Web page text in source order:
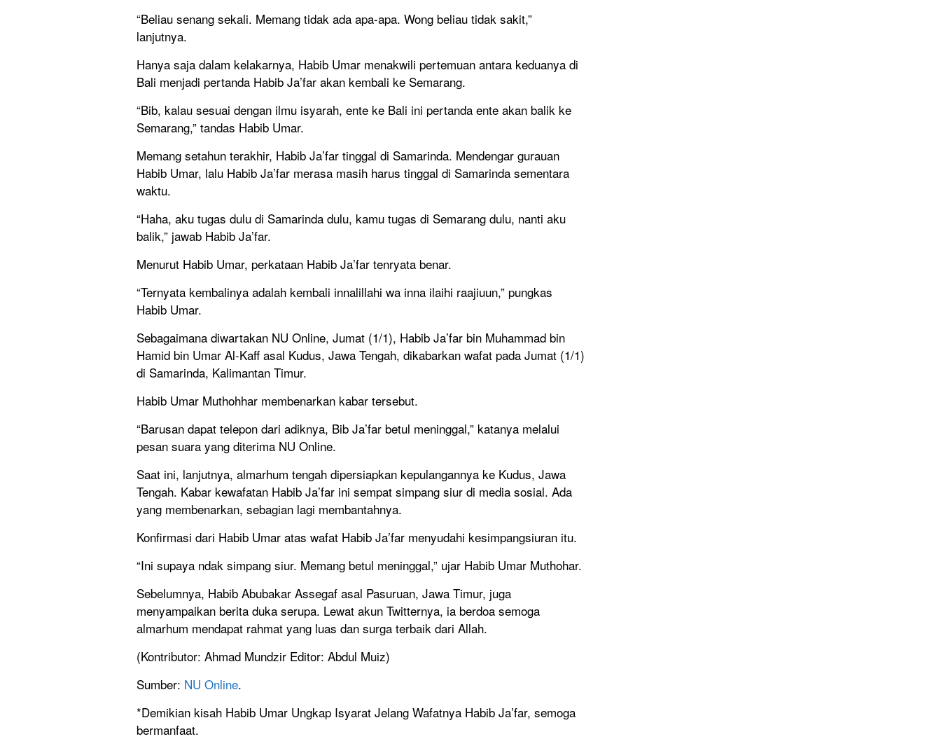
“Beliau senang sekali. Memang tidak ada apa-apa. Wong beliau tidak sakit,”
lanjutnya.
Hanya saja dalam kelakarnya, Habib Umar menakwili pertemuan antara keduanya di
Bali menjadi pertanda Habib Ja’far akan kembali ke Semarang.
“Bib, kalau sesuai dengan ilmu isyarah, ente ke Bali ini pertanda ente akan balik ke
Semarang,” tandas Habib Umar.
Memang setahun terakhir, Habib Ja’far tinggal di Samarinda. Mendengar gurauan
Habib Umar, lalu Habib Ja’far merasa masih harus tinggal di Samarinda sementara
waktu.
“Haha, aku tugas dulu di Samarinda dulu, kamu tugas di Semarang dulu, nanti aku
balik,” jawab Habib Ja’far.
Menurut Habib Umar, perkataan Habib Ja’far tenryata benar.
“Ternyata kembalinya adalah kembali innalillahi wa inna ilaihi raajiuun,” pungkas
Habib Umar.
Sebagaimana diwartakan NU Online, Jumat (1/1), Habib Ja’far bin Muhammad bin
Hamid bin Umar Al-Kaff asal Kudus, Jawa Tengah, dikabarkan wafat pada Jumat (1/1)
di Samarinda, Kalimantan Timur.
Habib Umar Muthohhar membenarkan kabar tersebut.
“Barusan dapat telepon dari adiknya, Bib Ja’far betul meninggal,” katanya melalui
pesan suara yang diterima NU Online.
Saat ini, lanjutnya, almarhum tengah dipersiapkan kepulangannya ke Kudus, Jawa
Tengah. Kabar kewafatan Habib Ja’far ini sempat simpang siur di media sosial. Ada
yang membenarkan, sebagian lagi membantahnya.
Konfirmasi dari Habib Umar atas wafat Habib Ja’far menyudahi kesimpangsiuran itu.
“Ini supaya ndak simpang siur. Memang betul meninggal,” ujar Habib Umar Muthohar.
Sebelumnya, Habib Abubakar Assegaf asal Pasuruan, Jawa Timur, juga
menyampaikan berita duka serupa. Lewat akun Twitternya, ia berdoa semoga
almarhum mendapat rahmat yang luas dan surga terbaik dari Allah.
(Kontributor: Ahmad Mundzir Editor: Abdul Muiz)
Sumber: NU Online.
*Demikian kisah Habib Umar Ungkap Isyarat Jelang Wafatnya Habib Ja’far, semoga
bermanfaat.